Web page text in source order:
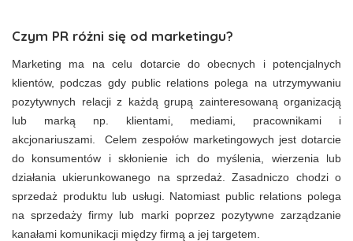
Czym PR różni się od marketingu?
Marketing ma na celu dotarcie do obecnych i potencjalnych
klientów, podczas gdy public relations polega na utrzymywaniu
pozytywnych relacji z każdą grupą zainteresowaną organizacją
lub marką np. klientami, mediami, pracownikami i
akcjonariuszami. Celem zespołów marketingowych jest dotarcie
do konsumentów i skłonienie ich do myślenia, wierzenia lub
działania ukierunkowanego na sprzedaż. Zasadniczo chodzi o
sprzedaż produktu lub usługi. Natomiast public relations polega
na sprzedaży firmy lub marki poprzez pozytywne zarządzanie
kanałami komunikacji między firmą a jej targetem.